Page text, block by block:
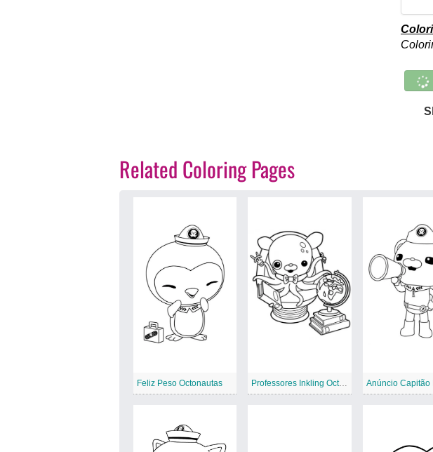
Related Coloring Pages
Feliz Peso Octonautas Professores Inkling Octonautas